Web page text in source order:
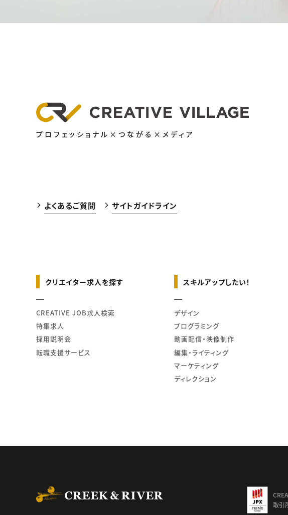
プロフェッショナル×つながる×メディア
よくあるご質問 サイトガイドライン
クリエイター求人を探す
CREATIVE JOB求人検索
特集求人
採用説明会
転職支援サービス
スキルアップしたい！
デザイン
プログラミング
動画配信・映像制作
編集・ライティング
マーケティング
ディレクション
取引